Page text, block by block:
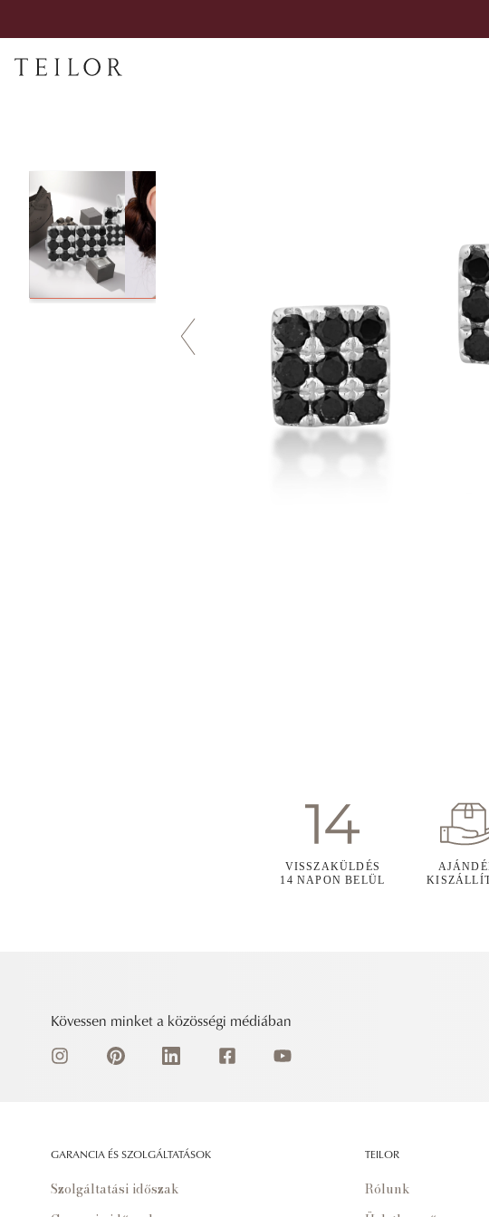
VISSZAKÜLDÉS
14 NAPON BELÜL
Kövessen minket a közösségi médiában
GARANCIA ÉS SZOLGÁLTATÁSOK
Szolgáltatási időszak
TEILOR
Rólunk